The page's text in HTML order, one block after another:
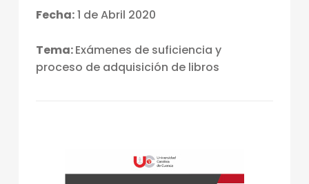
Fecha:1 de Abril 2020
Tema:Exámenes de suficiencia y
proceso de adquisición de libros